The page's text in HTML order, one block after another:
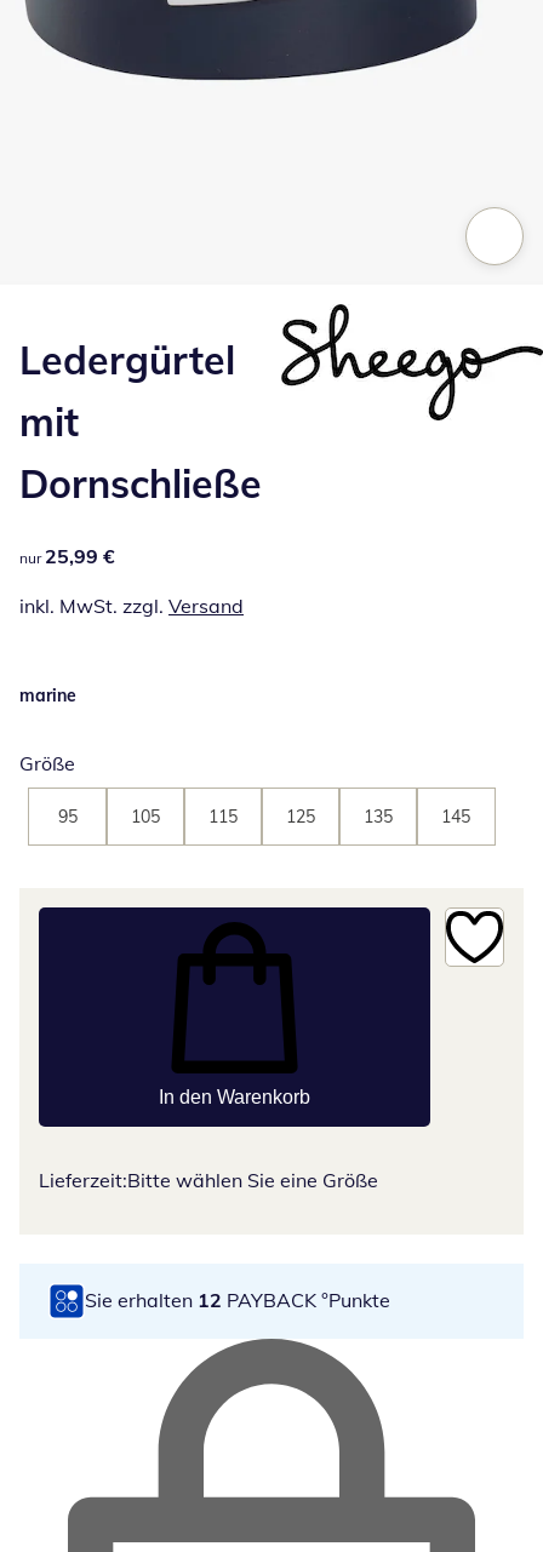
Ledergürtel
mit
Dornschließe
25,99 €
nur 25,99 €
inkl. MwSt. zzgl. Versand
marine
Größe
95 105 115 125 135 145
In den Warenkorb
Lieferzeit:Bitte wählen Sie eine Größe
Sie erhalten 12 PAYBACK °Punkte